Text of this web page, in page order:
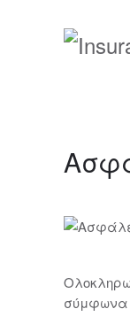
σύμφωνα